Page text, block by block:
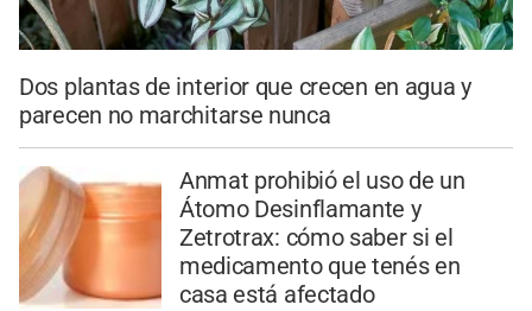
Dos plantas de interior que crecen en agua y
parecen no marchitarse nunca
Anmat prohibió el uso de un
Átomo Desinflamante y
Zetrotrax: cómo saber si el
medicamento que tenés en
casa está afectado